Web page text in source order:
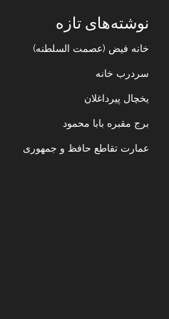
نوشته‌های تازه
خانه فیض (عصمت السلطنه)
سردرب خانه
یخچال پیرداغلان
برج مقبره بابا محمود
عمارت تقاطع حافظ و جمهوری